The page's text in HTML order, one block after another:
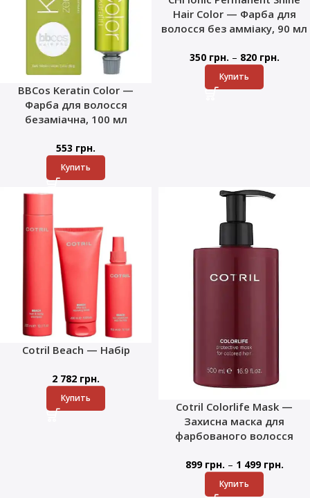
BBCos Keratin Color —
Фарба для волосся
безаміачна, 100 мл
553 грн.
Купить
Hair Color — Фарба для
волосся без амміаку, 90 мл
350 грн. – 820 грн.
Купить
Cotril Beach — Набір
2 782 грн.
Купить
Cotril Colorlife Mask —
Захисна маска для
фарбованого волосся
899 грн. – 1 499 грн.
Купить